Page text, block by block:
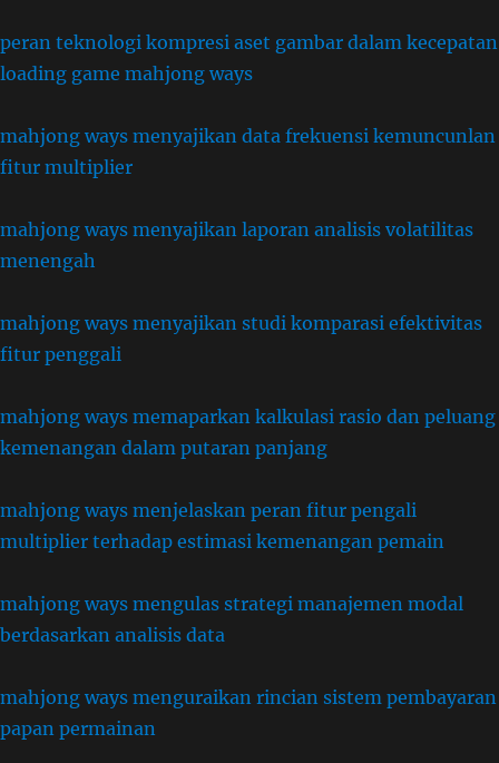
peran teknologi kompresi aset gambar dalam kecepatan
loading game mahjong ways
mahjong ways menyajikan data frekuensi kemuncunlan
fitur multiplier
mahjong ways menyajikan laporan analisis volatilitas
menengah
mahjong ways menyajikan studi komparasi efektivitas
fitur penggali
mahjong ways memaparkan kalkulasi rasio dan peluang
kemenangan dalam putaran panjang
mahjong ways menjelaskan peran fitur pengali
multiplier terhadap estimasi kemenangan pemain
mahjong ways mengulas strategi manajemen modal
berdasarkan analisis data
mahjong ways menguraikan rincian sistem pembayaran
papan permainan